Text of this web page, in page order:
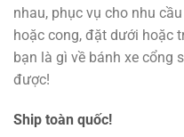
nhau, phục vụ cho nhu
hoặc cong, đặt dưới hoặc
bạn là gì về bánh xe cổng
được!
Ship toàn quốc!